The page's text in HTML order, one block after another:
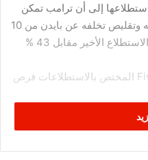
إلى أن ترامب تمكن
في الأسابيع الأخيرة من تعزيز مواقعه وتقليص تخلفه عن بايدن من 10
إلى 8 % (44 % مقابل52 % حسب الاستطلاع الأخير مقابل 43 %
من جانبه، قدر موقع FiveThirtyEight المختص بالاستطلاعات فرص
أمريكي قد أدلوا بأصواتهم في الانتخابات